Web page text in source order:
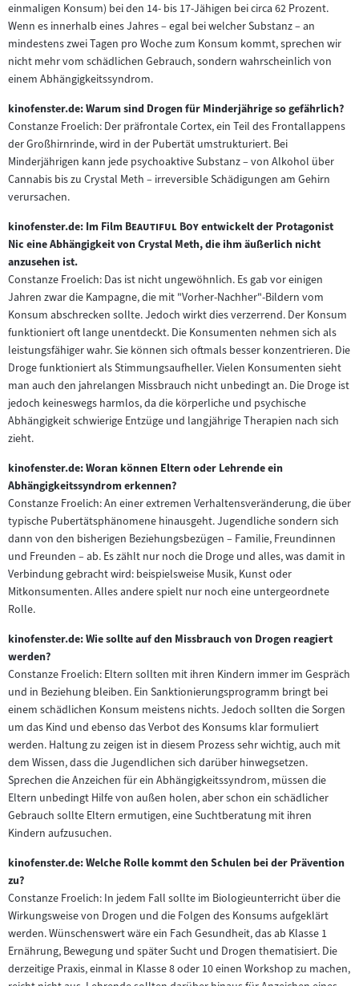
einmaligen Konsum) bei den 14- bis 17-Jähigen bei circa 62 Prozent.
Wenn es innerhalb eines Jahres – egal bei welcher Substanz – an
mindestens zwei Tagen pro Woche zum Konsum kommt, sprechen wir
nicht mehr vom schädlichen Gebrauch, sondern wahrscheinlich von
einem Abhängigkeitssyndrom.
kinofenster.de: Warum sind Drogen für Minderjährige so gefährlich?
Constanze Froelich: Der präfrontale Cortex, ein Teil des Frontallappens
der Großhirnrinde, wird in der Pubertät umstrukturiert. Bei
Minderjährigen kann jede psychoaktive Substanz – von Alkohol über
Cannabis bis zu Crystal Meth – irreversible Schädigungen am Gehirn
verursachen.
kinofenster.de: Im Film "
Beautiful Boy"entwickelt der Protagonist
Nic eine Abhängigkeit von Crystal Meth, die ihm äußerlich nicht
anzusehen ist.
Constanze Froelich: Das ist nicht ungewöhnlich. Es gab vor einigen
Jahren zwar die Kampagne, die mit "Vorher-Nachher"-Bildern vom
Konsum abschrecken sollte. Jedoch wirkt dies verzerrend. Der Konsum
funktioniert oft lange unentdeckt. Die Konsumenten nehmen sich als
leistungsfähiger wahr. Sie können sich oftmals besser konzentrieren. Die
Droge funktioniert als Stimmungsaufheller. Vielen Konsumenten sieht
man auch den jahrelangen Missbrauch nicht unbedingt an. Die Droge ist
jedoch keineswegs harmlos, da die körperliche und psychische
Abhängigkeit schwierige Entzüge und langjährige Therapien nach sich
zieht.
kinofenster.de: Woran können Eltern oder Lehrende ein
Abhängigkeitssyndrom erkennen?
Constanze Froelich: An einer extremen Verhaltensveränderung, die über
typische Pubertätsphänomene hinausgeht. Jugendliche sondern sich
dann von den bisherigen Beziehungsbezügen – Familie, Freundinnen
und Freunden – ab. Es zählt nur noch die Droge und alles, was damit in
Verbindung gebracht wird: beispielsweise Musik, Kunst oder
Mitkonsumenten. Alles andere spielt nur noch eine untergeordnete
Rolle.
kinofenster.de: Wie sollte auf den Missbrauch von Drogen reagiert
werden?
Constanze Froelich: Eltern sollten mit ihren Kindern immer im Gespräch
und in Beziehung bleiben. Ein Sanktionierungsprogramm bringt bei
einem schädlichen Konsum meistens nichts. Jedoch sollten die Sorgen
um das Kind und ebenso das Verbot des Konsums klar formuliert
werden. Haltung zu zeigen ist in diesem Prozess sehr wichtig, auch mit
dem Wissen, dass die Jugendlichen sich darüber hinwegsetzen.
Sprechen die Anzeichen für ein Abhängigkeitssyndrom, müssen die
Eltern unbedingt Hilfe von außen holen, aber schon ein schädlicher
Gebrauch sollte Eltern ermutigen, eine Suchtberatung mit ihren
Kindern aufzusuchen.
kinofenster.de: Welche Rolle kommt den Schulen bei der Prävention
zu?
Constanze Froelich: In jedem Fall sollte im Biologieunterricht über die
Wirkungsweise von Drogen und die Folgen des Konsums aufgeklärt
werden. Wünschenswert wäre ein Fach Gesundheit, das ab Klasse 1
Ernährung, Bewegung und später Sucht und Drogen thematisiert. Die
derzeitige Praxis, einmal in Klasse 8 oder 10 einen Workshop zu machen,